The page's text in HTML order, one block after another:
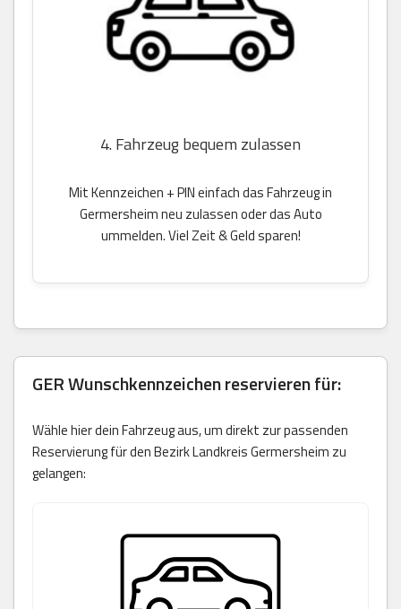
4. Fahrzeug bequem zulassen
Mit Kennzeichen + PIN einfach das Fahrzeug in
Germersheim neu zulassen oder das Auto
ummelden. Viel Zeit & Geld sparen!
GER Wunschkennzeichen reservieren für:
Wähle hier dein Fahrzeug aus, um direkt zur passenden
Reservierung für den Bezirk Landkreis Germersheim zu
gelangen: